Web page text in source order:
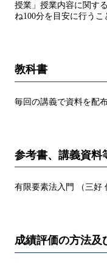
授業」授業内容に関す
ね100分を目安に行うこ
教科書
毎回の講義で資料を配布
参考書、講義資料
有限要素法入門 （三好
成績評価の方法及